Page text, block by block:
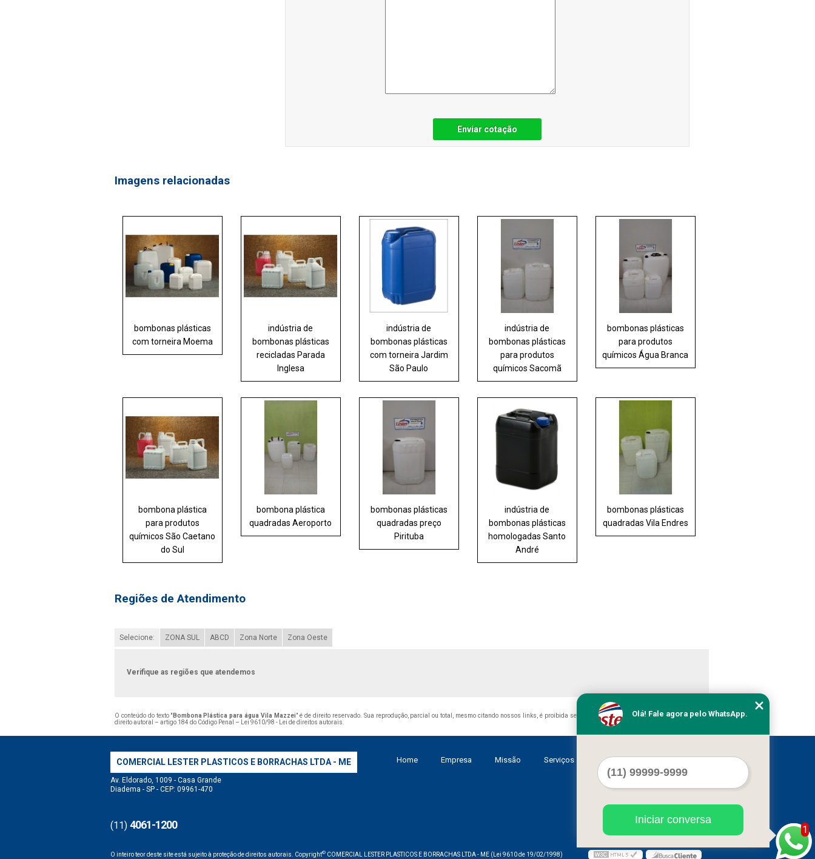
Enviar cotação
Imagens relacionadas
bombonas plásticas
com torneira Moema
indústria de
bombonas plásticas
recicladas Parada
Inglesa
indústria de
bombonas plásticas
com torneira Jardim
São Paulo
indústria de
bombonas plásticas
para produtos
químicos Sacomã
bombonas plásticas
para produtos
químicos Água Branca
bombona plástica
para produtos
químicos São Caetano
do Sul
bombona plástica
quadradas Aeroporto
bombonas plásticas
quadradas preço
Pirituba
indústria de
bombonas plásticas
homologadas Santo
André
bombonas plásticas
quadradas Vila Endres
Regiões de Atendimento
Selecione: ZONA SUL ABCD Zona Norte Zona Oeste
Verifique as regiões que atendemos
O conteúdo do texto " Bombona Plástica para água Vila Mazzei" é de direito reservado. Sua reprodução, parcial ou total, mesmo citando nossos links, é proibida sem a autorização do autor. Crime de violação de
direito autoral – artigo 184 do Código Penal –
Lei 9610/98 - Lei de direitos autorais
COMERCIAL LESTER PLASTICOS E BORRACHAS LTDA - ME
Av. Eldorado, 1009 - Casa Grande
Diadema - SP - CEP: 09961-470
(11) 4061-1200
Home Empresa Missão Serviços Contato Mapa do site
O inteiro teor deste site está sujeito à proteção de direitos autorais. Copyright© COMERCIAL LESTER PLASTICOS E BORRACHAS LTDA - ME (Lei 9610 de 19/02/1998)
1
Olá! Fale agora pelo WhatsApp.
Iniciar conversa